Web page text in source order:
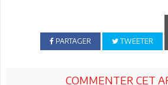
PARTAGER TWEETER
COMMENTER CET